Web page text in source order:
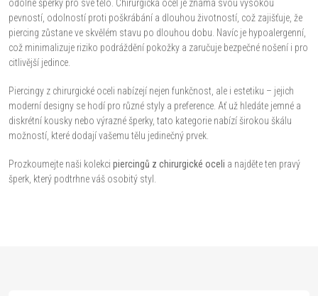
d
a
c
í
p
r
odolné šperky pro své tělo. Chirurgická ocel je známá svou vysokou
pevností, odolností proti poškrábání a dlouhou životností, což zajišťuje, že
piercing zůstane ve skvělém stavu po dlouhou dobu. Navíc je hypoalergenní,
což minimalizuje riziko podráždění pokožky a zaručuje bezpečné nošení i pro
citlivější jedince.
Piercingy z chirurgické oceli nabízejí nejen funkčnost, ale i estetiku – jejich
moderní designy se hodí pro různé styly a preference. Ať už hledáte jemné a
diskrétní kousky nebo výrazné šperky, tato kategorie nabízí širokou škálu
možností, které dodají vašemu tělu jedinečný prvek.
Prozkoumejte naši kolekci piercingů z chirurgické oceli a najděte ten pravý
šperk, který podtrhne váš osobitý styl.